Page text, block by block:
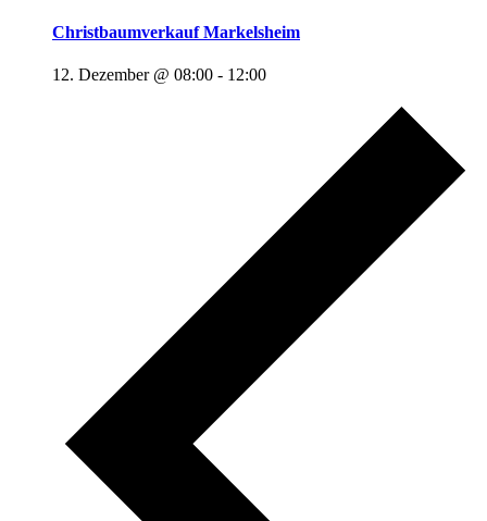
Christbaumverkauf Markelsheim
12. Dezember @ 08:00 - 12:00